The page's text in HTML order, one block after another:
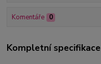
Komentáře 0
Kompletní specifikace